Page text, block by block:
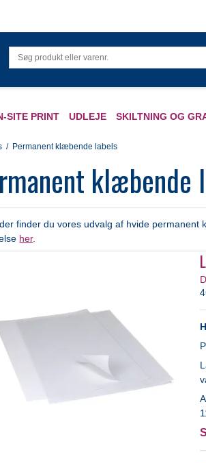
SITE PRINT UDLEJE SKILTNING OG
/ Permanent klæbende labels
klæbende
finder du vores udvalg af hvide
her.